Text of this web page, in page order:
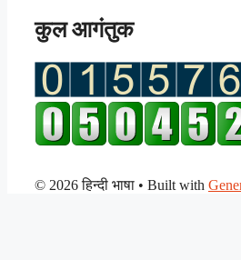
कुल आगंतुक
© 2026 हिन्दी भाषा • Built with